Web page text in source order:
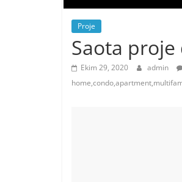
Proje
Saota
Ekim 29, 2020 admin